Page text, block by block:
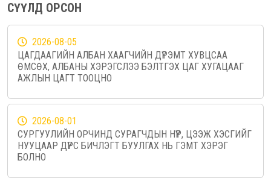
СҮҮЛД ОРСОН
2026-08-05
ЦАГДААГИЙН АЛБАН ХААГЧИЙН ДҮРЭМТ ХУВЦСАА
ӨМСӨХ, АЛБАНЫ ХЭРЭГСЛЭЭ БЭЛТГЭХ ЦАГ ХУГАЦААГ
АЖЛЫН ЦАГТ ТООЦНО
2026-08-01
СУРГУУЛИЙН ОРЧИНД СУРАГЧДЫН НҮҮР, ЦЭЭЖ ХЭСГИЙГ
НУУЦААР ДҮРС БИЧЛЭГТ БУУЛГАХ НЬ ГЭМТ ХЭРЭГ
БОЛНО